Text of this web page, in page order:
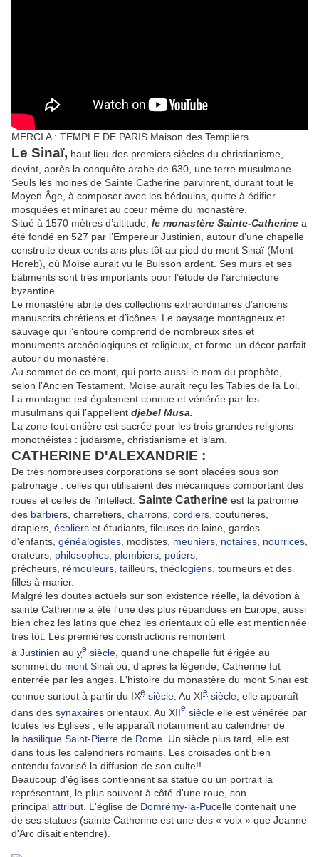
MERCI A : TEMPLE DE PARIS Maison des Templiers
Le Sinaï, haut lieu des premiers siècles du christianisme,
devint, après la conquête arabe de 630, une terre musulmane.
Seuls les moines de Sainte Catherine parvinrent, durant tout le
Moyen Âge, à composer avec les bédouins, quitte à édifier
mosquées et minaret au cœur même du monastère.
Situé à 1570 mètres d’altitude, le monastère Sainte-Catherine a
été fondé en 527 par l’Empereur Justinien, autour d’une chapelle
construite deux cents ans plus tôt au pied du mont Sinaï (Mont
Horeb), où Moïse aurait vu le Buisson ardent. Ses murs et ses
bâtiments sont très importants pour l’étude de l’architecture
byzantine.
Le monastère abrite des collections extraordinaires d’anciens
manuscrits chrétiens et d’icônes. Le paysage montagneux et
sauvage qui l’entoure comprend de nombreux sites et
monuments archéologiques et religieux, et forme un décor parfait
autour du monastère.
Au sommet de ce mont, qui porte aussi le nom du prophète,
selon l’Ancien Testament, Moïse aurait reçu les Tables de la Loi.
La montagne est également connue et vénérée par les
musulmans qui l’appellent djebel Musa.
La zone tout entière est sacrée pour les trois grandes religions
monothéistes : judaïsme, christianisme et islam.
CATHERINE D'ALEXANDRIE :
De très nombreuses corporations se sont placées sous son
patronage : celles qui utilisaient des mécaniques comportant des
roues et celles de l'intellect. Sainte Catherine est la patronne
des barbiers , charretiers, charrons cordiers , couturières,
drapiers, écoliers et étudiants, fileuses de laine, gardes
d'enfants, généalogistes , modistes, meuniers notaires nourrices
orateurs, philosophes plombiers potiers
prêcheurs, rémouleurs tailleurs théologiens , tourneurs et des
filles à marier.
Malgré les doutes actuels sur son existence réelle, la dévotion à
sainte Catherine a été l'une des plus répandues en Europe, aussi
bien chez les latins que chez les orientaux où elle est mentionnée
très tôt. Les premières constructions remontent
à Justinien au ve siècle , quand une chapelle fut érigée au
sommet du mont Sinaï où, d'après la légende, Catherine fut
enterrée par les anges. L'histoire du monastère du mont Sinaï est
connue surtout à partir du IXe siècle . Au XIe siècle , elle apparaît
dans des synaxaires orientaux. Au XIIe siècle elle est vénérée par
toutes les Églises ; elle apparaît notamment au calendrier de
la basilique Saint-Pierre de Rome . Un siècle plus tard, elle est
dans tous les calendriers romains. Les croisades ont bien
entendu favorisé la diffusion de son culte!!.
Beaucoup d'églises contiennent sa statue ou un portrait la
représentant, le plus souvent à côté d'une roue, son
principal attribut . L'église de Domrémy-la-Pucelle contenait une
de ses statues (sainte Catherine est une des « voix » que Jeanne
d'Arc disait entendre).